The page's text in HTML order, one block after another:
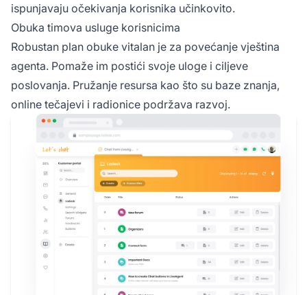
ispunjavaju očekivanja korisnika učinkovito.
Obuka timova usluge korisnicima
Robustan plan obuke vitalan je za povećanje vještina
agenta. Pomaže im postići svoje uloge i ciljeve
poslovanja. Pružanje resursa kao što su baze znanja,
online tečajevi i radionice podržava razvoj.